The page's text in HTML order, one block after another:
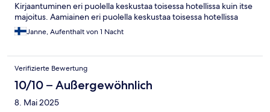
Kirjaantuminen eri puolella keskustaa toisessa hotellissa kuin itse
majoitus. Aamiainen eri puolella keskustaa toisessa hotellissa
Janne, Aufenthalt von 1 Nacht
Verifizierte Bewertung
10/10 – Außergewöhnlich
8. Mai 2025